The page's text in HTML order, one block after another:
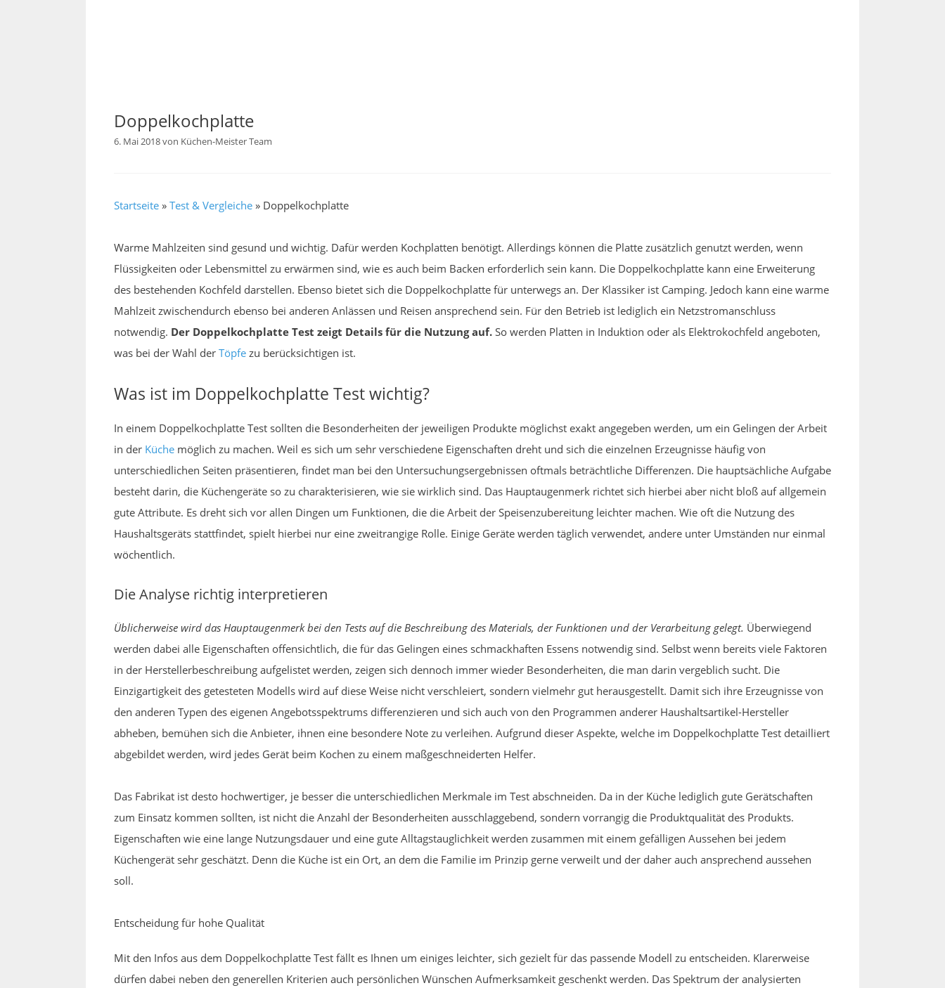
Doppelkochplatte
6. Mai 2018von Küchen-Meister Team
Startseite » Test & Vergleiche » Doppelkochplatte
Warme Mahlzeiten sind gesund und wichtig. Dafür werden Kochplatten benötigt. Allerdings können die Platte zusätzlich genutzt werden, wenn
Flüssigkeiten oder Lebensmittel zu erwärmen sind, wie es auch beim Backen erforderlich sein kann. Die Doppelkochplatte kann eine Erweiterung
des bestehenden Kochfeld darstellen. Ebenso bietet sich die Doppelkochplatte für unterwegs an. Der Klassiker ist Camping. Jedoch kann eine warme
Mahlzeit zwischendurch ebenso bei anderen Anlässen und Reisen ansprechend sein. Für den Betrieb ist lediglich ein Netzstromanschluss
notwendig. Der Doppelkochplatte Test zeigt Details für die Nutzung auf. So werden Platten in Induktion oder als Elektrokochfeld angeboten,
was bei der Wahl der Töpfe zu berücksichtigen ist.
Was ist im Doppelkochplatte Test wichtig?
In einem Doppelkochplatte Test sollten die Besonderheiten der jeweiligen Produkte möglichst exakt angegeben werden, um ein Gelingen der Arbeit
in der Küche möglich zu machen. Weil es sich um sehr verschiedene Eigenschaften dreht und sich die einzelnen Erzeugnisse häufig von
unterschiedlichen Seiten präsentieren, findet man bei den Untersuchungsergebnissen oftmals beträchtliche Differenzen. Die hauptsächliche Aufgabe
besteht darin, die Küchengeräte so zu charakterisieren, wie sie wirklich sind. Das Hauptaugenmerk richtet sich hierbei aber nicht bloß auf allgemein
gute Attribute. Es dreht sich vor allen Dingen um Funktionen, die die Arbeit der Speisenzubereitung leichter machen. Wie oft die Nutzung des
Haushaltsgeräts stattfindet, spielt hierbei nur eine zweitrangige Rolle. Einige Geräte werden täglich verwendet, andere unter Umständen nur einmal
wöchentlich.
Die Analyse richtig interpretieren
Üblicherweise wird das Hauptaugenmerk bei den Tests auf die Beschreibung des Materials, der Funktionen und der Verarbeitung gelegt. Überwiegend
werden dabei alle Eigenschaften offensichtlich, die für das Gelingen eines schmackhaften Essens notwendig sind. Selbst wenn bereits viele Faktoren
in der Herstellerbeschreibung aufgelistet werden, zeigen sich dennoch immer wieder Besonderheiten, die man darin vergeblich sucht. Die
Einzigartigkeit des getesteten Modells wird auf diese Weise nicht verschleiert, sondern vielmehr gut herausgestellt. Damit sich ihre Erzeugnisse von
den anderen Typen des eigenen Angebotsspektrums differenzieren und sich auch von den Programmen anderer Haushaltsartikel-Hersteller
abheben, bemühen sich die Anbieter, ihnen eine besondere Note zu verleihen. Aufgrund dieser Aspekte, welche im Doppelkochplatte Test detailliert
abgebildet werden, wird jedes Gerät beim Kochen zu einem maßgeschneiderten Helfer.
Das Fabrikat ist desto hochwertiger, je besser die unterschiedlichen Merkmale im Test abschneiden. Da in der Küche lediglich gute Gerätschaften
zum Einsatz kommen sollten, ist nicht die Anzahl der Besonderheiten ausschlaggebend, sondern vorrangig die Produktqualität des Produkts.
Eigenschaften wie eine lange Nutzungsdauer und eine gute Alltagstauglichkeit werden zusammen mit einem gefälligen Aussehen bei jedem
Küchengerät sehr geschätzt. Denn die Küche ist ein Ort, an dem die Familie im Prinzip gerne verweilt und der daher auch ansprechend aussehen
soll.
Entscheidung für hohe Qualität
Mit den Infos aus dem Doppelkochplatte Test fällt es Ihnen um einiges leichter, sich gezielt für das passende Modell zu entscheiden. Klarerweise
dürfen dabei neben den generellen Kriterien auch persönlichen Wünschen Aufmerksamkeit geschenkt werden. Das Spektrum der analysierten